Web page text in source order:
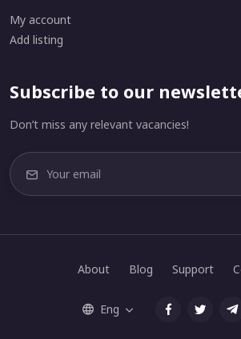
My account
Add listing
Subscribe to our
Don’t miss any relevant vacancies!
About Blog Support
Eng